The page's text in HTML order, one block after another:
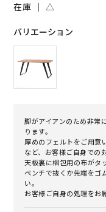
在庫 ｜△
バリエーション
脚がアイアンのため非常
ります。
厚めのフェルトをご用意
など、お客様ご自身での
天板裏に梱包用の布がタ
ペンチで抜くか先端をゴ
い。
お客様ご自身の処理をお